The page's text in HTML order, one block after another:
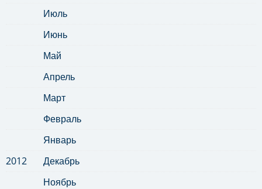
Июль
Июнь
Май
Апрель
Март
Февраль
Январь
2012
Декабрь
Ноябрь